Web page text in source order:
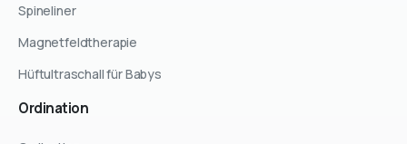
Spineliner
Magnetfeldtherapie
Hüftultraschall für Babys
Ordination